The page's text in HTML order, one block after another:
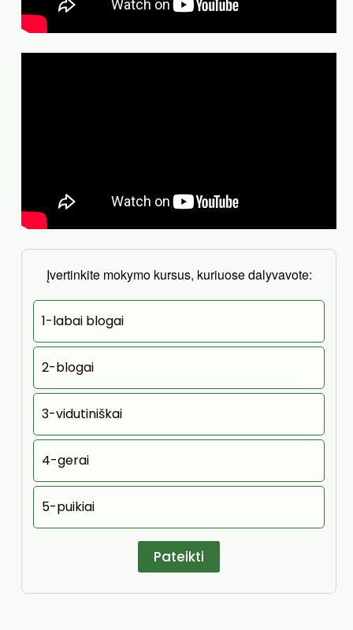
Įvertinkite mokymo kursus, kuriuose dalyvavote:
1-labai blogai
2-blogai
3-vidutiniškai
4-gerai
5-puikiai